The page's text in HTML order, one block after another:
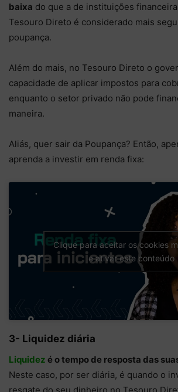
baixa do que a de instituições
Tesouro Direto é considerado mais
poupança.
Além do mais, no Tesouro Direto o
capacidade de aplicar impostos para
enquanto o setor privado não pode
maneira.
Aliás, quer sair da Poupança? Então,
aprenda a investir em renda fixa:
Clique para aceitar os cookies
e ativar este conteúdo
3- Liquidez diária
Liquidez é o tempo de resposta das
Neste caso, por ser diária, é quando o